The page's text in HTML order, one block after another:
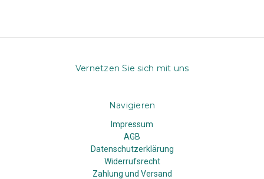
Vernetzen Sie sich mit uns
Navigieren
Impressum
AGB
Datenschutzerklärung
Widerrufsrecht
Zahlung und Versand